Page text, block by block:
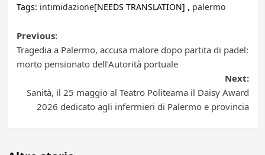
Tags: intimidazione[NEEDS TRANSLATION] , palermo
Post
navigation
Previous:
Tragedia a Palermo, accusa malore dopo partita di padel:
morto pensionato dell’Autorità portuale
Next:
Sanità, il 25 maggio al Teatro Politeama il Daisy Award
2026 dedicato agli infermieri di Palermo e provincia